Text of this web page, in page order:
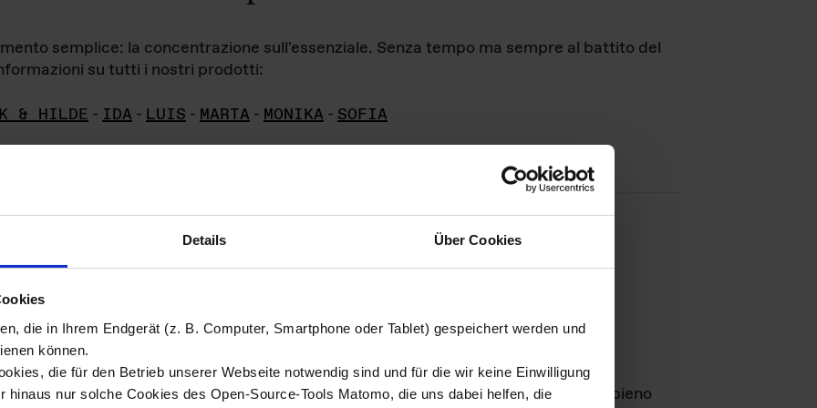
Details Über Cookies
die in Ihrem Endgerät (z. B. Computer, Smartphone oder Tablet) gespeichert werden und
können.
die für den Betrieb unserer Webseite notwendig sind und für die wir keine Einwilligung
hinaus nur solche Cookies des Open-Source-Tools Matomo, die uns dabei helfen, die
semplice: la concentrazione sull'essenziale. Senza tempo ma sempre al battito del
su tutti i nostri prodotti:
& HILDE - IDA - LUIS - MARTA - MONIKA - SOFIA
di immagini
materiale fotografico sono detenuti daDas ganze LebenGmbH e rimangono in pieno